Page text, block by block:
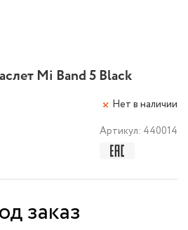
Mi Band 5 Black
Нет в наличии
Артикул: 440014
заказ